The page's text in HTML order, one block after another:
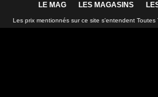
LE MAG LES MAGASINS
Les prix mentionnés sur ce site s'entendent